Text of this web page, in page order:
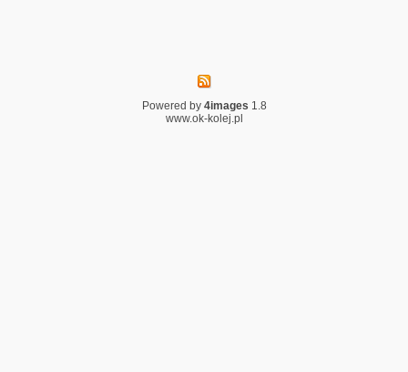
Powered by 4images 1.8
www.ok-kolej.pl